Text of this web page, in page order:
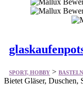
SPORT, HOBBY >
Bietet Gläser, Duschen,